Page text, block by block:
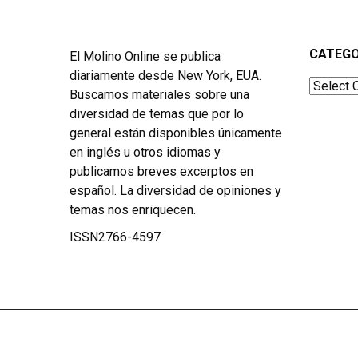
El Molino Online se publica
diariamente desde New York, EUA.
Buscamos materiales sobre una
diversidad de temas que por lo
general están disponibles únicamente
en inglés u otros idiomas y
publicamos breves excerptos en
español. La diversidad de opiniones y
temas nos enriquecen.
ISSN2766-4597